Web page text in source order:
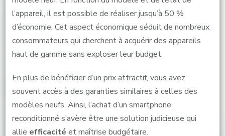
l’appareil, il est possible de réaliser jusqu’à 50 %
d’économie. Cet aspect économique séduit de nombreux
consommateurs qui cherchent à acquérir des appareils
haut de gamme sans exploser leur budget.
En plus de bénéficier d’un prix attractif, vous avez
souvent accès à des garanties similaires à celles des
modèles neufs. Ainsi, l’achat d’un smartphone
reconditionné s’avère être une solution judicieuse qui
allie efficacité et maîtrise budgétaire.